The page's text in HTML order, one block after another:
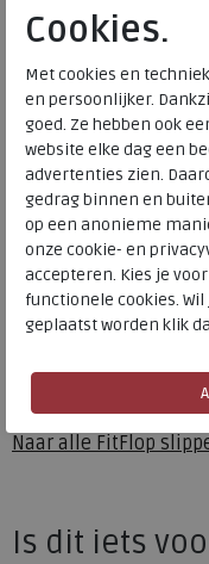
Onze bestseller Lulu
driehoekige vamp,
een zachte
dempende,
tussenzolen voor
voeten. Dit seizoen
ton-sur-ton micro
geparelde
Verfijnd en
Naar alle FitFlop
Is dit iets
Cookies.
Met cookies en
en persoonlijker.
goed. Ze hebben ook
website elke dag een
advertenties zien.
gedrag binnen en
op een anonieme
onze cookie- en
accepteren. Kies je voor
functionele cookies.
geplaatst worden klik